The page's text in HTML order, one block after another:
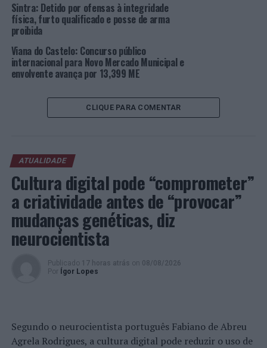
TÓPICOS RELACIONADOS: BASÍLIO HORTA
OBRAS
SINTRA
PRÓXIMO
“Creactivity Bus” em Santa Marta de Penaguião
NÃO PERCA
Barcelos: Paulo Vila lança “A liberdade contra o medo –
Sintra: Detido por ofensas à integridade
física, furto qualificado e posse de arma
proibida
Viana do Castelo: Concurso público
internacional para Novo Mercado Municipal e
envolvente avança por 13,399 ME
CLIQUE PARA COMENTAR
ATUALIDADE
Cultura digital pode “comprometer”
a criatividade antes de “provocar”
mudanças genéticas, diz
neurocientista
Publicado 17 horas atrás on 08/08/2026
Por
Ígor Lopes
Segundo o neurocientista português Fabiano de Abreu
Agrela Rodrigues, a cultura digital pode reduzir o uso de